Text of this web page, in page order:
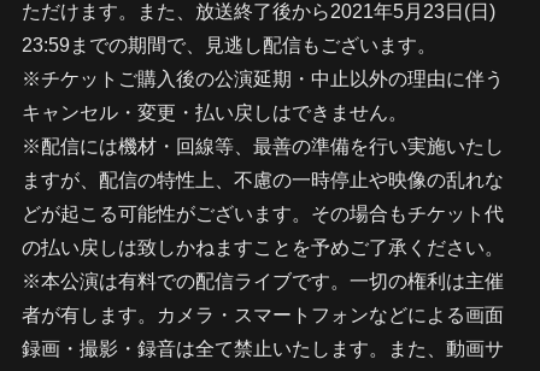
ただけます。また、放送終了後から2021年5月23日(日)
23:59までの期間で、見逃し配信もございます。
※チケットご購入後の公演延期・中止以外の理由に伴う
キャンセル・変更・払い戻しはできません。
※配信には機材・回線等、最善の準備を行い実施いたし
ますが、配信の特性上、不慮の一時停止や映像の乱れな
どが起こる可能性がございます。その場合もチケット代
の払い戻しは致しかねますことを予めご了承ください。
※本公演は有料での配信ライブです。一切の権利は主催
者が有します。カメラ・スマートフォンなどによる画面
録画・撮影・録音は全て禁止いたします。また、動画サ